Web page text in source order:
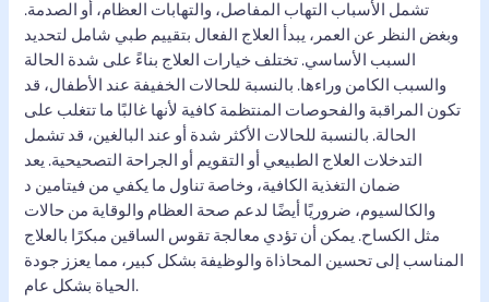
تشمل الأسباب التهاب المفاصل، والتهابات العظام، أو الصدمة.
وبغض النظر عن العمر، يبدأ العلاج الفعال بتقييم طبي شامل لتحديد
السبب الأساسي. تختلف خيارات العلاج بناءً على شدة الحالة
والسبب الكامن وراءها. بالنسبة للحالات الخفيفة عند الأطفال، قد
تكون المراقبة والفحوصات المنتظمة كافية لأنها غالبًا ما تتغلب على
الحالة. بالنسبة للحالات الأكثر شدة أو عند البالغين، قد تشمل
التدخلات العلاج الطبيعي أو التقويم أو الجراحة التصحيحية. يعد
ضمان التغذية الكافية، وخاصة تناول ما يكفي من فيتامين د
والكالسيوم، ضروريًا أيضًا لدعم صحة العظام والوقاية من حالات
مثل الكساح. يمكن أن تؤدي معالجة تقوس الساقين مبكرًا بالعلاج
المناسب إلى تحسين المحاذاة والوظيفة بشكل كبير، مما يعزز جودة
الحياة بشكل عام.